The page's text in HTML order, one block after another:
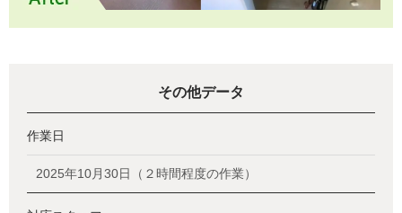
その他データ
作業日
2025年10月30日（２時間程度の作業）